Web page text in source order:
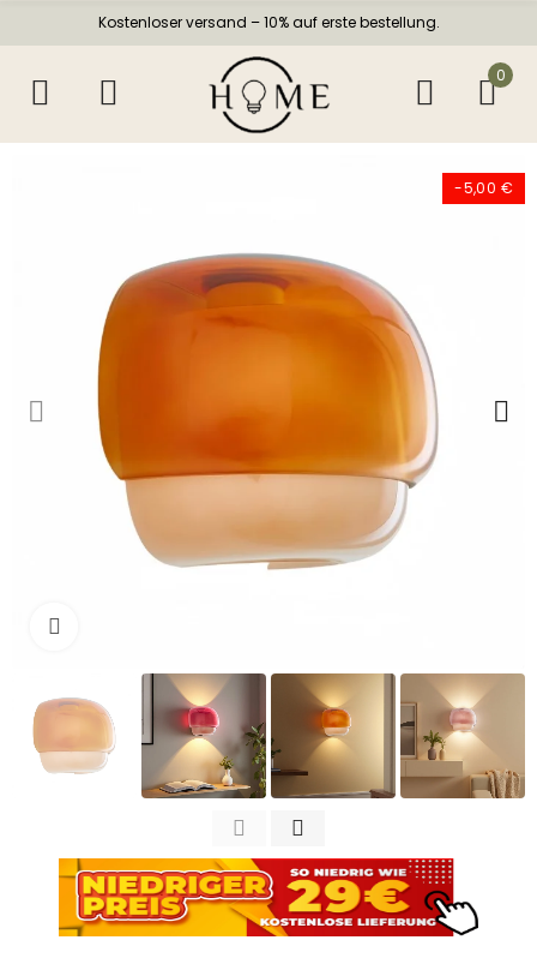
Kostenloser versand – 10% auf erste bestellung.
0
-5,00 €